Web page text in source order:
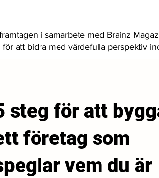
i samarbete med Brainz
att bidra med värdefulla perspektiv
steg för att
företag som
vem du är